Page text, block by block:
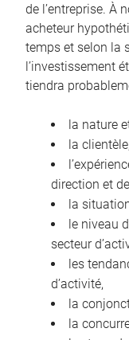
de l’entreprise. À
acheteur
temps et selon la
l’investissement
tiendra
la nature
la clientèle,
direction et
la
le niveau
secteur
les
d’activité,
la
la